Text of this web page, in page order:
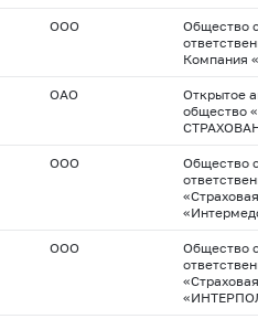
ООО
Общество
Компания
ОАО
Открытое
общество
ООО
Общество
ООО
Общество